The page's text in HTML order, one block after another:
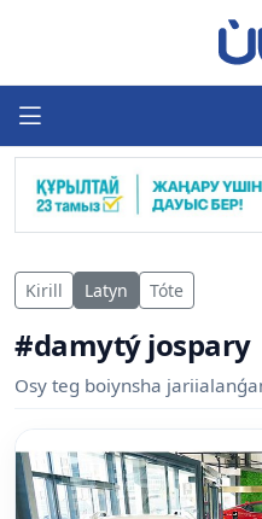
Kirill Latyn Tóte
#damytý jospary
Osy teg boiynsha